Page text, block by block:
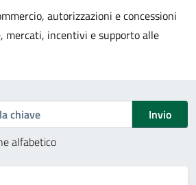
autorizzazioni e concessioni
incentivi e supporto alle
i servizi
Invio
alfabetico